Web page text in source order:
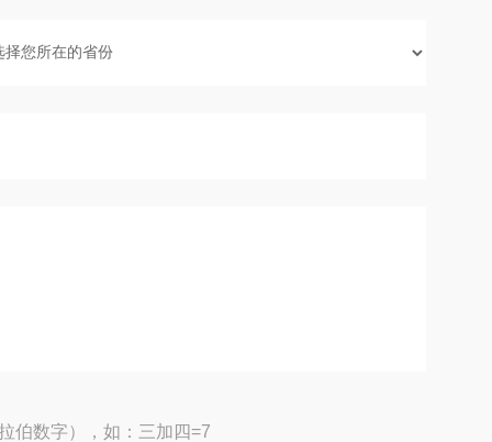
伯数字），如：三加四=7